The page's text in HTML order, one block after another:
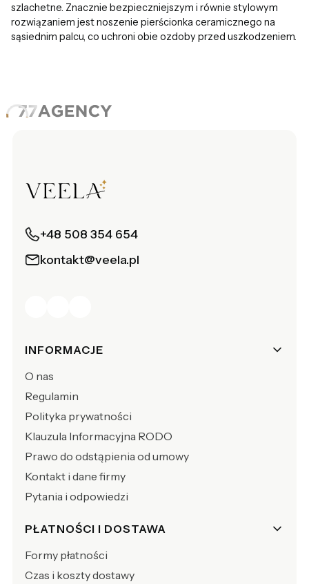
szlachetne. Znacznie bezpieczniejszym i równie stylowym
rozwiązaniem jest noszenie pierścionka ceramicznego na
sąsiednim palcu, co uchroni obie ozdoby przed uszkodzeniem.
+48 508 354 654
kontakt@veela.pl
Linki w stopce
INFORMACJE
O nas
Regulamin
Polityka prywatności
Klauzula Informacyjna RODO
Prawo do odstąpienia od umowy
Kontakt i dane firmy
Pytania i odpowiedzi
PŁATNOŚCI I DOSTAWA
Formy płatności
Czas i koszty dostawy